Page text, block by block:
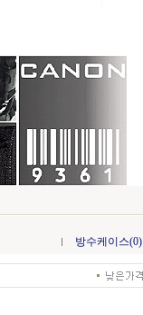
방수케이스(0)